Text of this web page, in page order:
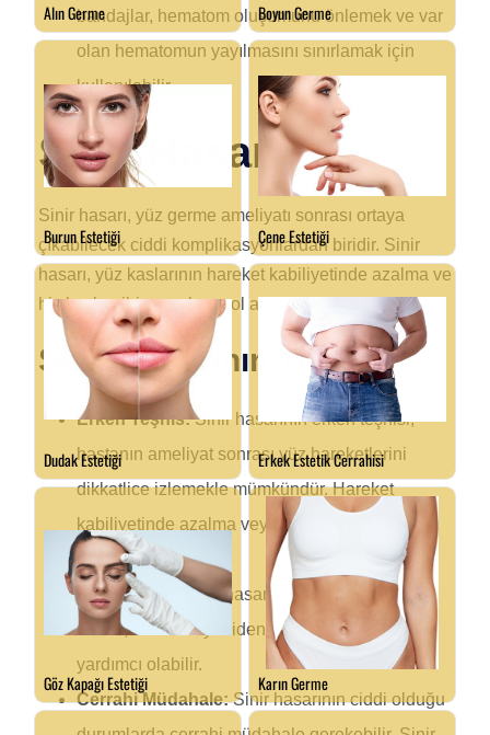
bandajlar, hematom oluşumunu önlemek ve var
olan hematomun yayılmasını sınırlamak için
kullanılabilir.
Sinir Hasarı
Sinir hasarı, yüz germe ameliyatı sonrası ortaya
çıkabilecek ciddi komplikasyonlardan biridir. Sinir
hasarı, yüz kaslarının hareket kabiliyetinde azalma ve
his kaybı gibi sorunlara yol açabilir.
Sinir Hasarının Yönetimi
Erken Teşhis:Sinir hasarının erken teşhisi,
hastanın ameliyat sonrası yüz hareketlerini
dikkatlice izlemekle mümkündür. Hareket
kabiliyetinde azalma veya his kaybı belirtileri
gözlemlenmelidir.
Fizik Tedavi:
Sinir hasarı durumunda fizik
tedavi, sinirlerin yeniden işlev kazanmasına
yardımcı olabilir.
Cerrahi Müdahale:Sinir hasarının ciddi olduğu